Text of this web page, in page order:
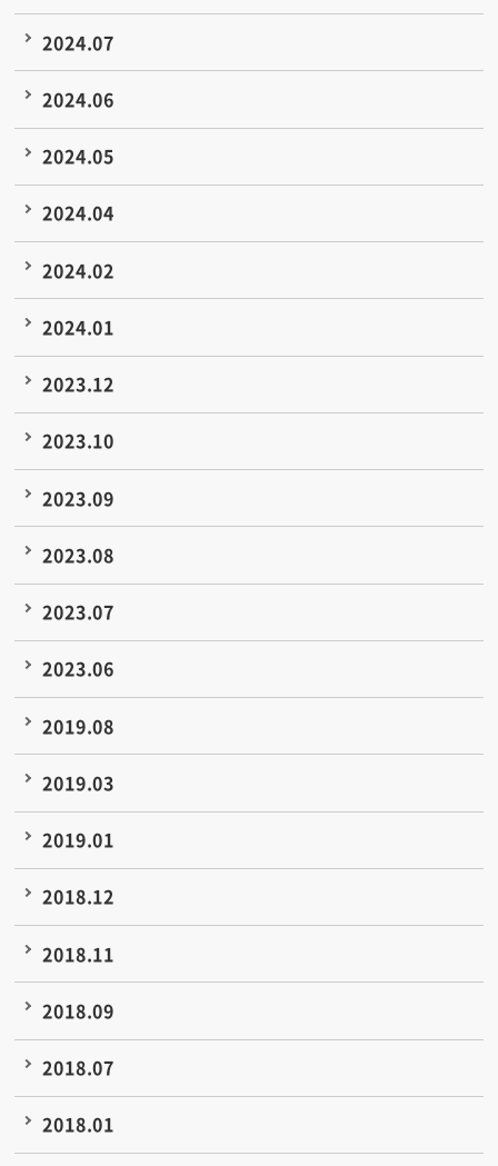
2024.07
2024.06
2024.05
2024.04
2024.02
2024.01
2023.12
2023.10
2023.09
2023.08
2023.07
2023.06
2019.08
2019.03
2019.01
2018.12
2018.11
2018.09
2018.07
2018.01